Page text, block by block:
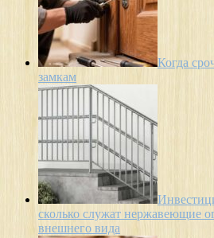
Когда
замкам
сколько служат нержавеющие
внешнего вида